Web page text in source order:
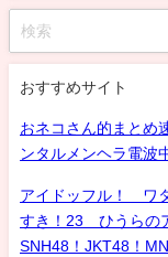
おすすめサイト
おネコさん的まとめ
ンタルメンヘラ電波
アイドッフル！ ワ
すき！23 ひうらの
SNH48！JKT48！